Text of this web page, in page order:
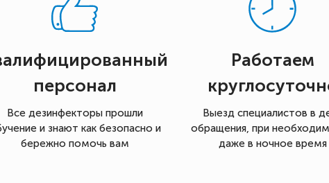
персонал
Все дезинфекторы прошли
и знают как безопасно и
бережно помочь вам
Работаем
Выезд специалистов в
обращения, при
даже в ночное время